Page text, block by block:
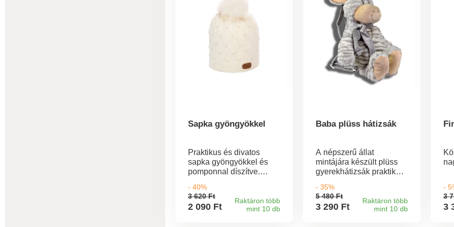
rendelni).
Sapka gyöngyökkel
Praktikus és divatos
sapka gyöngyökkel és
pomponnal díszítve.
kiegészítőnek minden
öltözékhez.
- 40%
3 620 Ft
2 090 Ft
Raktáron több
mint 10 db
Baba plüss hátizsák
A népszerű állat
mintájára készült plüss
gyerekhátizsák praktikus
számára. Bárhová is
mennek, kedvenc
holmijukat mindig
- 35%
5 480 Ft
3 290 Ft
Raktáron több
mint 10 db
-
3
3